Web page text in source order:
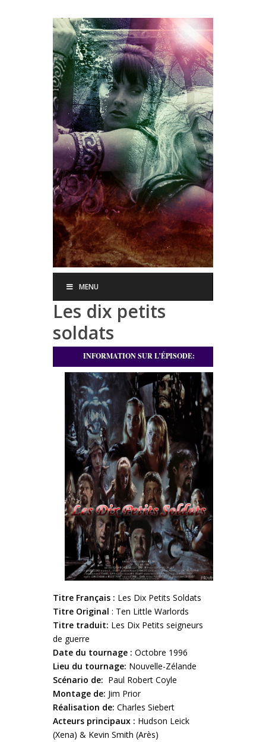
MENU
Les dix petits
soldats
INFORMATION SUR L’ÉPISODE:
Titre Français : Les Dix Petits Soldats
Titre Original : Ten Little Warlords
Titre traduit: Les Dix Petits seigneurs
de guerre
Date du tournage : Octobre 1996
Lieu du tournage: Nouvelle-Zélande
Scénario de: Paul Robert Coyle
Montage de: Jim Prior
Réalisation de: Charles Siebert
Acteurs principaux : Hudson Leick
(Xena) & Kevin Smith (Arès)